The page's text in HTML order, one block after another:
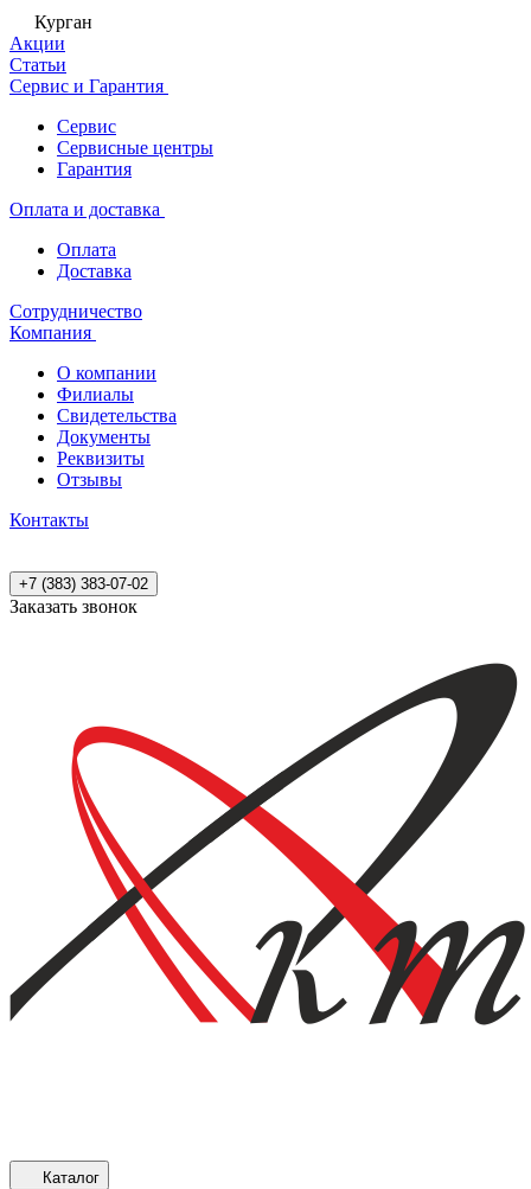
Курган
Акции
Статьи
Сервис и Гарантия
Сервис
Сервисные центры
Гарантия
Оплата и доставка
Оплата
Доставка
Сотрудничество
Компания
О компании
Филиалы
Свидетельства
Документы
Реквизиты
Отзывы
Контакты
+7 (383) 383-07-02
Заказать звонок
Каталог